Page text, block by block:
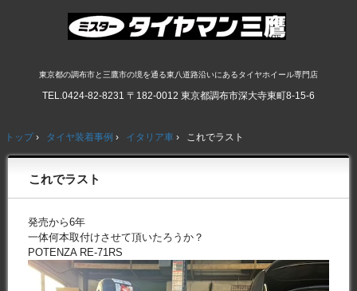
東京都の調布市と三鷹市の境を通る東八道路沿いにあるタイヤホイール専門店
TEL.0424-82-8231 〒182-0012 東京都調布市深大寺東町8-15-6
トップ › タイヤ装着事例 › イタリア車 › これでラスト
これでラスト
発売から6年
一体何本取付けさせて頂いたろうか？
POTENZA RE-71RS